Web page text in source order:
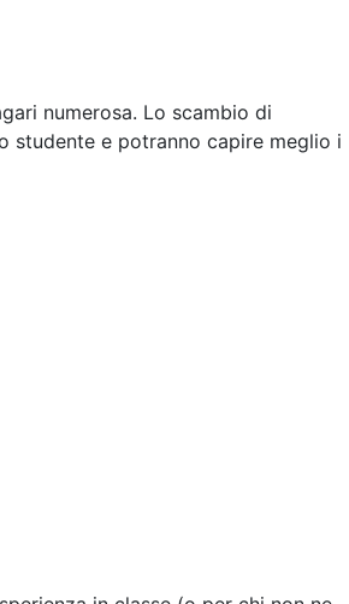
numerosa. Lo scambio di
studente e potranno capire meglio i